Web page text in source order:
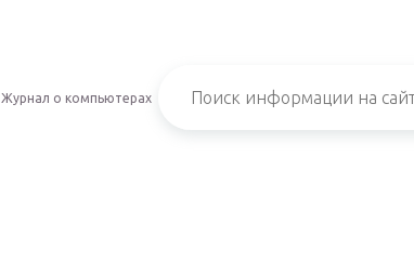
Журнал о компьютерах